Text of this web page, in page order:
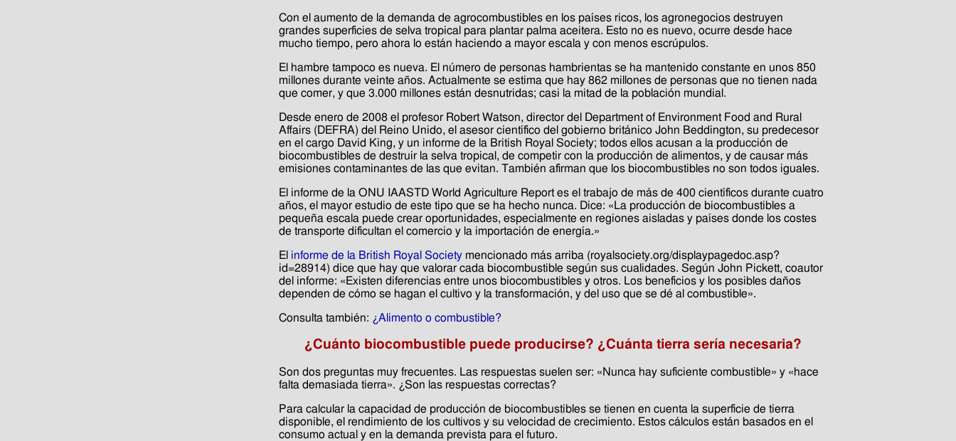
Con el aumento de la demanda de agrocombustibles en los países ricos, los agronegocios destruyen
grandes superficies de selva tropical para plantar palma aceitera. Esto no es nuevo, ocurre desde hace
mucho tiempo, pero ahora lo están haciendo a mayor escala y con menos escrúpulos.
El hambre tampoco es nueva. El número de personas hambrientas se ha mantenido constante en unos 850
millones durante veinte años. Actualmente se estima que hay 862 millones de personas que no tienen nada
que comer, y que 3.000 millones están desnutridas; casi la mitad de la población mundial.
Desde enero de 2008 el profesor Robert Watson, director del Department of Environment Food and Rural
Affairs (DEFRA) del Reino Unido, el asesor científico del gobierno británico John Beddington, su predecesor
en el cargo David King, y un informe de la British Royal Society; todos ellos acusan a la producción de
biocombustibles de destruir la selva tropical, de competir con la producción de alimentos, y de causar más
emisiones contaminantes de las que evitan. También afirman que los biocombustibles no son todos iguales.
El informe de la ONU IAASTD World Agriculture Report es el trabajo de más de 400 científicos durante cuatro
años, el mayor estudio de este tipo que se ha hecho nunca. Dice: «La producción de biocombustibles a
pequeña escala puede crear oportunidades, especialmente en regiones aisladas y países donde los costes
de transporte dificultan el comercio y la importación de energía.»
El informe de la British Royal Society mencionado más arriba (royalsociety.org/displaypagedoc.asp?
id=28914) dice que hay que valorar cada biocombustible según sus cualidades. Según John Pickett, coautor
del informe: «Existen diferencias entre unos biocombustibles y otros. Los beneficios y los posibles daños
dependen de cómo se hagan el cultivo y la transformación, y del uso que se dé al combustible».
Consulta también: ¿Alimento o combustible?
¿Cuánto biocombustible puede producirse? ¿Cuánta tierra sería necesaria?
Son dos preguntas muy frecuentes. Las respuestas suelen ser: «Nunca hay suficiente combustible» y «hace
falta demasiada tierra». ¿Son las respuestas correctas?
Para calcular la capacidad de producción de biocombustibles se tienen en cuenta la superficie de tierra
disponible, el rendimiento de los cultivos y su velocidad de crecimiento. Estos cálculos están basados en el
consumo actual y en la demanda prevista para el futuro.